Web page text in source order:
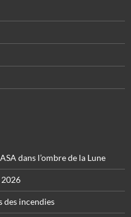
dans l’ombre de la Lune
2026
des incendies